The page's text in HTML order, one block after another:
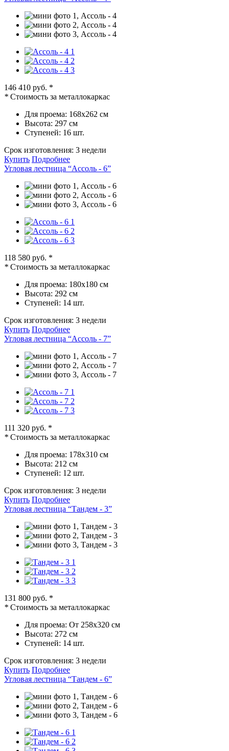
146 410 руб. *
* Стоимость за металлокаркас
Для проема: 168х262 см
Высота: 297 см
Ступеней: 16 шт.
Срок изготовления: 3 недели
Купить Подробнее
Угловая лестница “Ассоль - 6”
118 580 руб. *
* Стоимость за металлокаркас
Для проема: 180х180 см
Высота: 292 см
Ступеней: 14 шт.
Срок изготовления: 3 недели
Купить Подробнее
Угловая лестница “Ассоль - 7”
111 320 руб. *
* Стоимость за металлокаркас
Для проема: 178х310 см
Высота: 212 см
Ступеней: 12 шт.
Срок изготовления: 3 недели
Купить Подробнее
Угловая лестница “Тандем - 3”
131 800 руб. *
* Стоимость за металлокаркас
Для проема: От 258х320 см
Высота: 272 см
Ступеней: 14 шт.
Срок изготовления: 3 недели
Купить Подробнее
Угловая лестница “Тандем - 6”